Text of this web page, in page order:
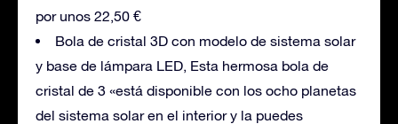
por unos 22,50 €
Bola de cristal 3D con modelo de sistema solar
y base de lámpara LED, Esta hermosa bola de
cristal de 3 «está disponible con los ocho planetas
del sistema solar en el interior y la puedes